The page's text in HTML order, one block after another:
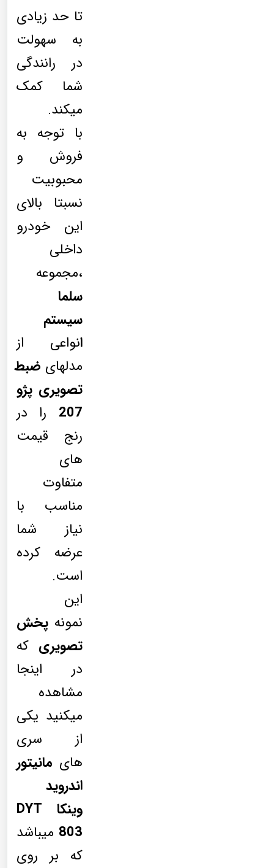
تا حد زیادی
به سهولت
در رانندگی
شما کمک
میکند.
با توجه به
فروش و
محبوبیت
نسبتا بالای
این خودرو
داخلی
،مجموعه
سلما
سیستم
انواعی از
مدلهای ضبط
تصویری پژو
207
را در
رنج قیمت
های
متفاوت
مناسب با
نیاز شما
عرضه کرده
است.
این
نمونه پخش
تصویری که
در اینجا
مشاهده
میکنید یکی
از سری
های مانیتور
اندروید
وینکا DYT
803 میباشد
که بر روی